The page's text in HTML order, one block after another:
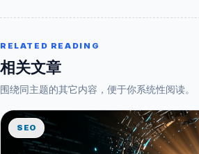
RELATED READING
相关文章
围绕同主题的其它内容，便于你系统性阅读。
SEO